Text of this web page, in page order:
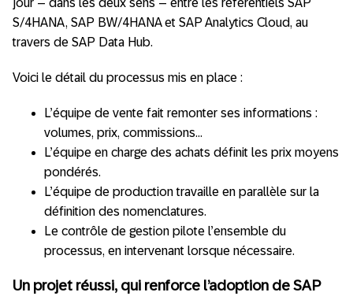
jour – dans les deux sens – entre les référentiels SAP
S/4HANA, SAP BW/4HANA et SAP Analytics Cloud, au
travers de SAP Data Hub.
Voici le détail du processus mis en place :
L’équipe de vente fait remonter ses informations :
volumes, prix, commissions…
L’équipe en charge des achats définit les prix moyens
pondérés.
L’équipe de production travaille en parallèle sur la
définition des nomenclatures.
Le contrôle de gestion pilote l’ensemble du
processus, en intervenant lorsque nécessaire.
Un projet réussi, qui renforce l’adoption de SAP